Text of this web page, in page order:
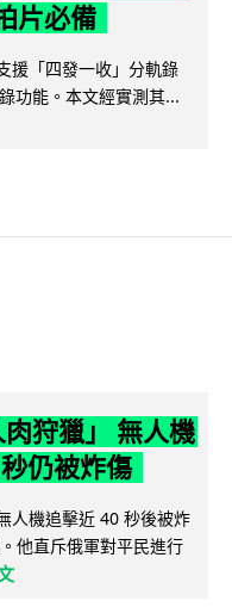
片必備
援「四發一收」分軌錄
功能。本文經實測其...
狩獵」 無人機
仍被炸傷
人機追擊近 40 秒後被炸
他直斥俄軍對平民進行